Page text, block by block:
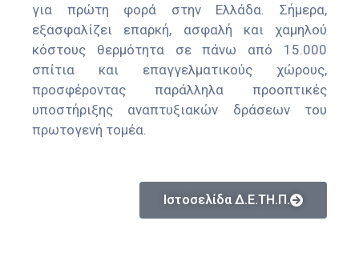
για πρώτη φορά στην Ελλάδα. Σήμερα,
εξασφαλίζει επαρκή, ασφαλή και χαμηλού
κόστους θερμότητα σε πάνω από 15.000
σπίτια και επαγγελματικούς χώρους,
προσφέροντας παράλληλα προοπτικές
υποστήριξης αναπτυξιακών δράσεων του
πρωτογενή τομέα.
Ιστοσελίδα Δ.Ε.ΤΗ.Π.